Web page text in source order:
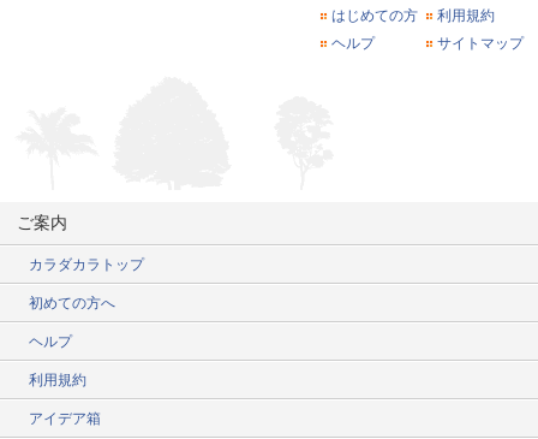
はじめての方
利用規約
ヘルプ
サイトマップ
ご案内
カラダカラトップ
初めての方へ
ヘルプ
利用規約
アイデア箱